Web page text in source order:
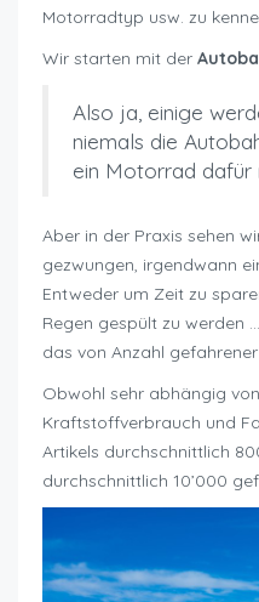
Motorradtyp usw. zu
Wir starten mit der
Also ja, einige
niemals die
ein Motorrad dafür
Aber in der Praxis sehen
gezwungen, irgendwann
Entweder um Zeit zu
Regen gespült zu werden
das von Anzahl
Obwohl sehr abhängig
Kraftstoffverbrauch und
Artikels durchschnittlich
durchschnittlich 10’000